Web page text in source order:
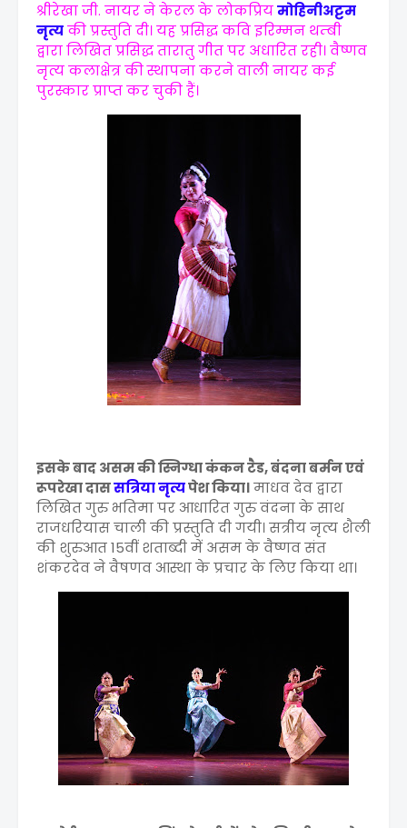
श्रीरेखा जी. नायर ने केरल के लोकप्रियमोहिनीअट्टम
नृत्यकी प्रस्तुति दी। यह प्रसिद्ध कवि इरिम्मन थम्बी
द्वारा लिखित प्रसिद्ध तारातु गीत पर अधारित रही। वैष्णव
नृत्य कलाक्षेत्र की स्थापना करने वाली नायर कई
पुरस्कार प्राप्त कर चुकी हैं।
इसके बाद असम की स्निग्धा कंकन टैड, बंदना बर्मन एवं
रूपरेखा दाससत्रिया नृत्यपेश किया।माधव देव द्वारा
लिखित गुरु भतिमा पर आधारित गुरु वंदना के साथ
राजधरियास चाली की प्रस्तुति दी गयी। सत्रीय नृत्य शैली
की शुरुआत 15वीं शताब्दी में असम के वैष्णव संत
शंकरदेव ने वैषणव आस्था के प्रचार के लिए किया था।